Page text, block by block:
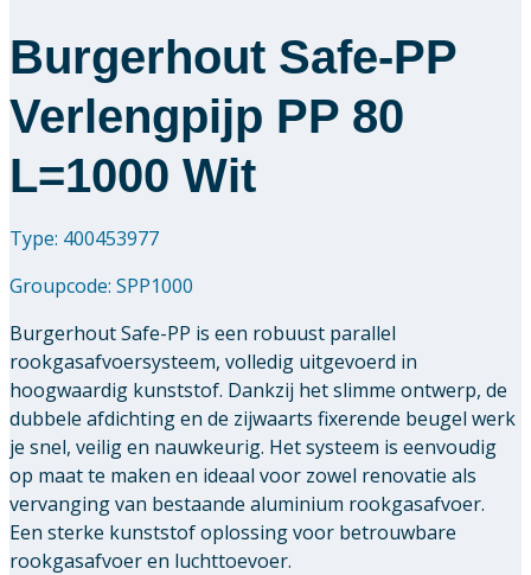
Burgerhout Safe-PP
Verlengpijp PP 80
L=1000 Wit
Type: 400453977
Groupcode: SPP1000
Burgerhout Safe-PP is een robuust parallel
rookgasafvoersysteem, volledig uitgevoerd in
hoogwaardig kunststof. Dankzij het slimme ontwerp, de
dubbele afdichting en de zijwaarts fixerende beugel werk
je snel, veilig en nauwkeurig. Het systeem is eenvoudig
op maat te maken en ideaal voor zowel renovatie als
vervanging van bestaande aluminium rookgasafvoer.
Een sterke kunststof oplossing voor betrouwbare
rookgasafvoer en luchttoevoer.